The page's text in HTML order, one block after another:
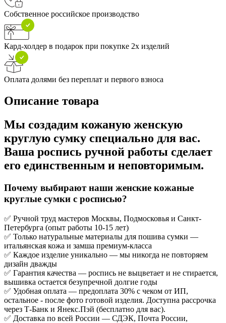
Собственное российское производство
Кард-холдер в подарок при покупке 2х изделий
Оплата долями без переплат и первого взноса
Описание товара
Мы создадим кожаную женскую
круглую сумку специально для вас.
Ваша роспись ручной работы сделает
его единственным и неповторимым.
Почему выбирают наши женские кожаные
круглые сумки с росписью?
✅ Ручной труд мастеров Москвы, Подмосковья и Санкт-
Петербурга (опыт работы 10-15 лет)
✅ Только натуральные материалы для пошива сумки —
итальянская кожа и замша премиум-класса
✅ Каждое изделие уникально — мы никогда не повторяем
дизайн дважды
✅ Гарантия качества — роспись не выцветает и не стирается,
вышивка остается безупречной долгие годы
✅ Удобная оплата — предоплата 30% с чеком от ИП,
остальное - после фото готовой изделия. Доступна рассрочка
через Т-Банк и Янекс.Пэй (бесплатно для вас).
✅ Доставка по всей России — СДЭК, Почта России,